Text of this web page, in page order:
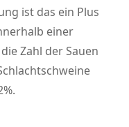
ist das ein Plus
einer
Zahl der Sauen